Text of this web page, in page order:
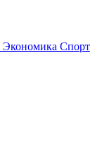
Экономика Спорт